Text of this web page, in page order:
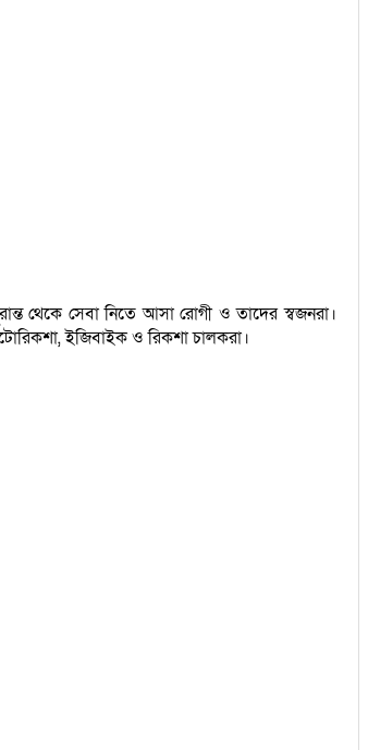
থেকে সেবা নিতে আসা রোগী ও তাদের স্বজনরা।
ইজিবাইক ও রিকশা চালকরা।